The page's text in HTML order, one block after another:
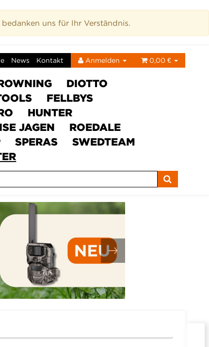
uns für Ihr Verständnis.
News Kontakt Anmelden 0,00 €
DIOTTO
FELLBYS
HUNTER
JAGEN
ROEDALE
SPERAS
SWEDTEAM